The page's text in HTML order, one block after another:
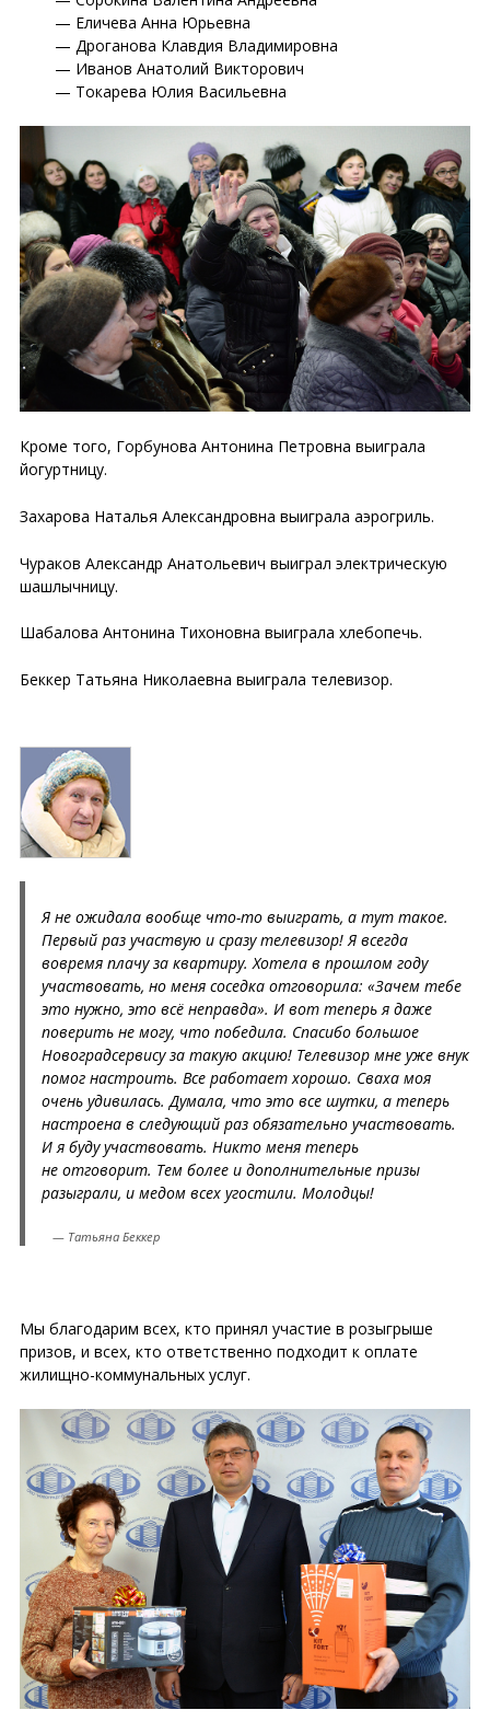
Еличева Анна Юрьевна
Дроганова Клавдия Владимировна
Иванов Анатолий Викторович
Токарева Юлия Васильевна
Кроме того, Горбунова Антонина Петровна выиграла
йогуртницу.
Захарова Наталья Александровна выиграла аэрогриль.
Чураков Александр Анатольевич выиграл электрическую
шашлычницу.
Шабалова Антонина Тихоновна выиграла хлебопечь.
Беккер Татьяна Николаевна выиграла телевизор.
Я не ожидала вообще что-то выиграть, а тут такое.
Первый раз участвую и сразу телевизор! Я всегда
вовремя плачу за квартиру. Хотела в прошлом году
участвовать, но меня соседка отговорила: «Зачем тебе
это нужно, это всё неправда». И вот теперь я даже
поверить не могу, что победила. Спасибо большое
Новоградсервису за такую акцию! Телевизор мне уже внук
помог настроить. Все работает хорошо. Сваха моя
очень удивилась. Думала, что это все шутки, а теперь
настроена в следующий раз обязательно участвовать.
И я буду участвовать. Никто меня теперь
не отговорит. Тем более и дополнительные призы
разыграли, и медом всех угостили. Молодцы!
Татьяна Беккер
Мы благодарим всех, кто принял участие в розыгрыше
призов, и всех, кто ответственно подходит к оплате
жилищно-коммунальных услуг.